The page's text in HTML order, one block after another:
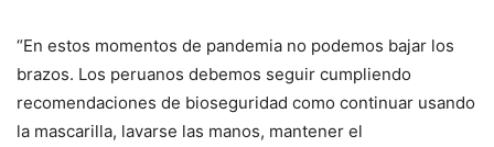
“En estos momentos de pandemia no podemos bajar los
brazos. Los peruanos debemos seguir cumpliendo
recomendaciones de bioseguridad como continuar usando
la mascarilla, lavarse las manos, mantener el